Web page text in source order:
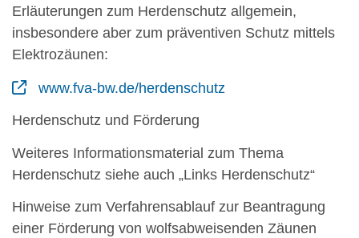
Erläuterungen zum Herdenschutz allgemein,
insbesondere aber zum präventiven Schutz mittels
Elektrozäunen:
www.fva-bw.de/herdenschutz
Herdenschutz und Förderung
Weiteres Informationsmaterial zum Thema
Herdenschutz siehe auch „Links Herdenschutz“
Hinweise zum Verfahrensablauf zur Beantragung
einer Förderung von wolfsabweisenden Zäunen